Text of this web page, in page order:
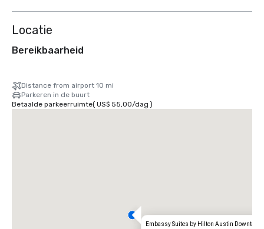
Locatie
Bereikbaarheid
Distance from airport 10 mi
Parkeren in de buurt
Betaalde parkeerruimte( US$ 55,00/dag )
Embassy Suites by Hilton Austin